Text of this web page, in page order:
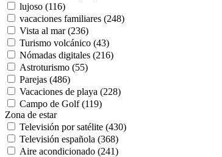
lujoso (116)
vacaciones familiares (248)
Vista al mar (236)
Turismo volcánico (43)
Nómadas digitales (216)
Astroturismo (55)
Parejas (486)
Vacaciones de playa (228)
Campo de Golf (119)
Zona de estar
Televisión por satélite (430)
Televisión española (368)
Aire acondicionado (241)